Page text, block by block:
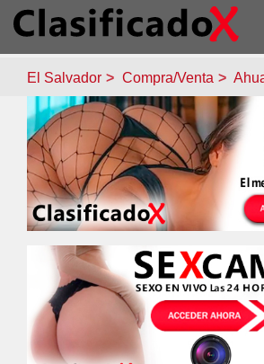
El Salvador Compra/Venta